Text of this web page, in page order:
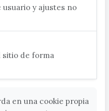
y ajustes no
sitio de forma
en una cookie propia